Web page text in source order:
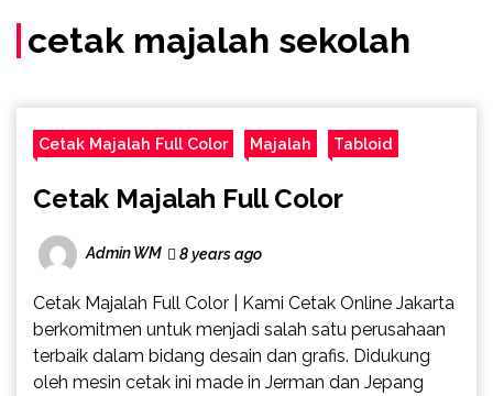
cetak majalah sekolah
Cetak Majalah Full Color Majalah Tabloid
Cetak Majalah Full Color
Admin WM 8 years ago
Cetak Majalah Full Color | Kami Cetak Online Jakarta
berkomitmen untuk menjadi salah satu perusahaan
terbaik dalam bidang desain dan grafis. Didukung
oleh mesin cetak ini made in Jerman dan Jepang